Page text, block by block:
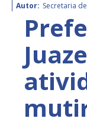
Autor: Secretaria